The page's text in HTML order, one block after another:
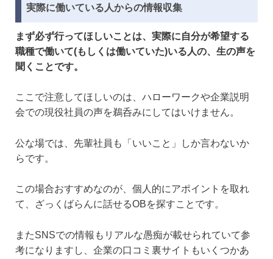
実際に働いている人からの情報収集
まず必ず行ってほしいことは、実際に自分が希望する
職種で働いて(もしくは働いていた)いる人の、生の声を
聞くことです。
ここで注意してほしいのは、ハローワークや企業説明
会での現役社員の声を鵜呑みにしてはいけません。
公な場では、先輩社員も「いいこと」しか言わないか
らです。
この場合おすすめなのが、個人的にアポイントを取れ
て、ざっくばらんに話せるOBを探すことです。
またSNSでの情報もリアルな愚痴が載せられていて参
考になりますし、企業の口コミ裏サイトもいくつかあ